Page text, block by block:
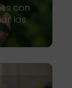
con
las